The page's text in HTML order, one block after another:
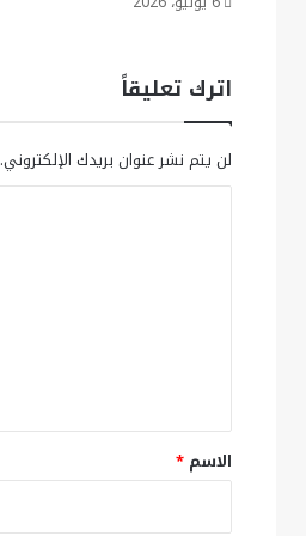
اترك تعليقاً
لن يتم نشر عنوان بريدك الإلكتروني.
*
الاسم *